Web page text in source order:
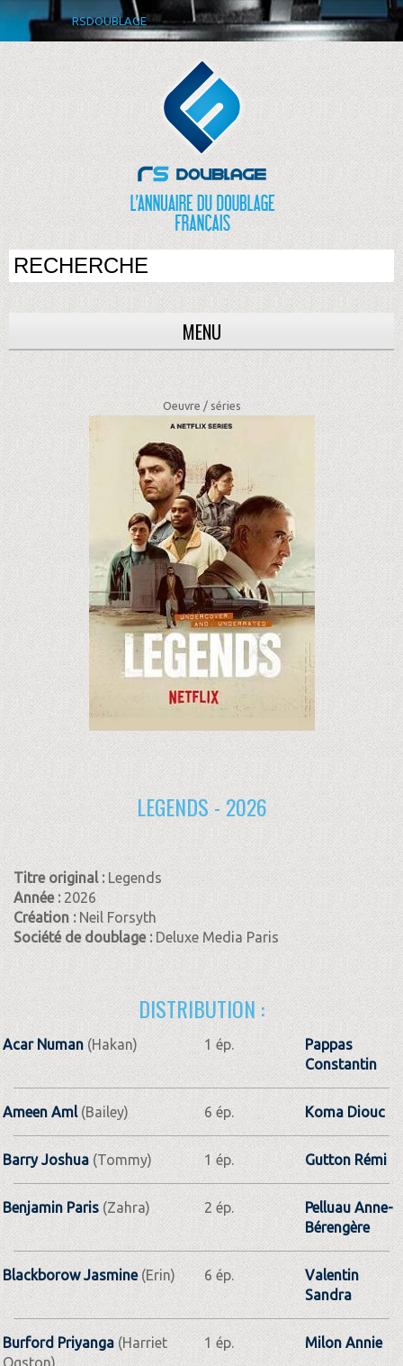
RSDOUBLAGE
MENU
Oeuvre /séries
LEGENDS - 2026
Titre original : Legends
Année : 2026
Création : Neil Forsyth
Société de doublage :Deluxe Media Paris
DISTRIBUTION :
Acar Numan (Hakan) 1 ép.
Pappas
Constantin
Ameen Aml (Bailey) 6 ép. Koma Diouc
Barry Joshua(Tommy) 1 ép. Gutton Rémi
Benjamin Paris(Zahra) 2 ép.
Pelluau Anne-
Bérengère
Blackborow Jasmine(Erin) 6 ép.
Valentin
Sandra
Burford Priyanga(Harriet
Ogston)
1 ép. Milon Annie